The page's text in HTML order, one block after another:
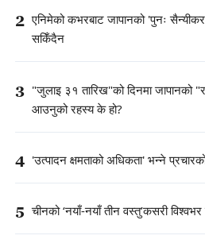
2 एनिमेको कभरबाट जापानको 'पुनः
सकिँदैन
3 "जुलाइ ३१ तारिख"को दिनमा जापानको
आउनुको रहस्य के हो?
4 'उत्पादन क्षमताको अधिकता' भन्ने
5 चीनको ‘नयाँ-नयाँ तीन वस्तु’कसरी विश्वभर